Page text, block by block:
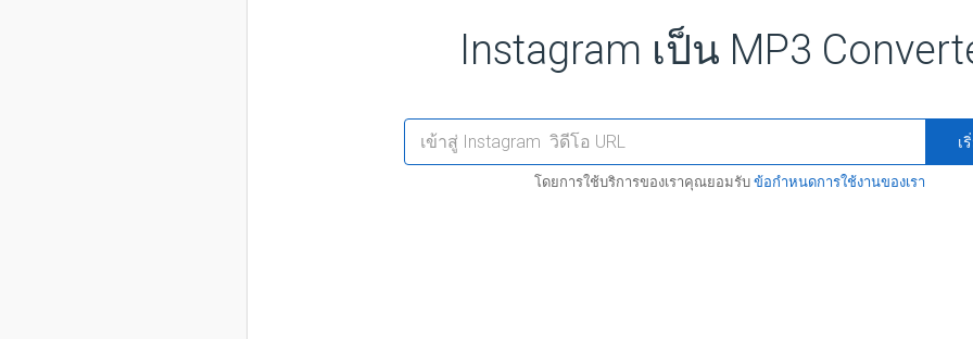
Instagram เป็น MP3
เ
โดยการใช้บริการของเราคุณยอมรับ ข้อกำหนดการใช้งานของเรา